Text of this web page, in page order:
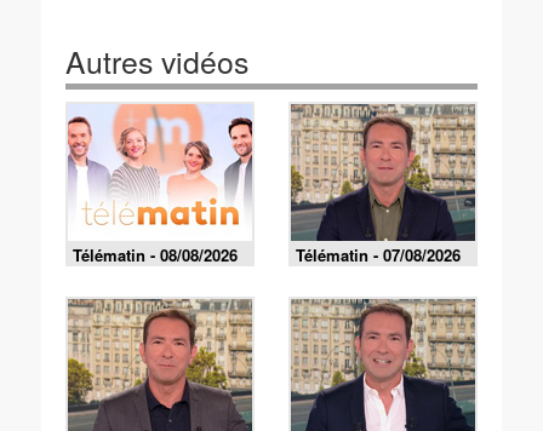
Autres vidéos
Télématin - 08/08/2026 Télématin - 07/08/2026